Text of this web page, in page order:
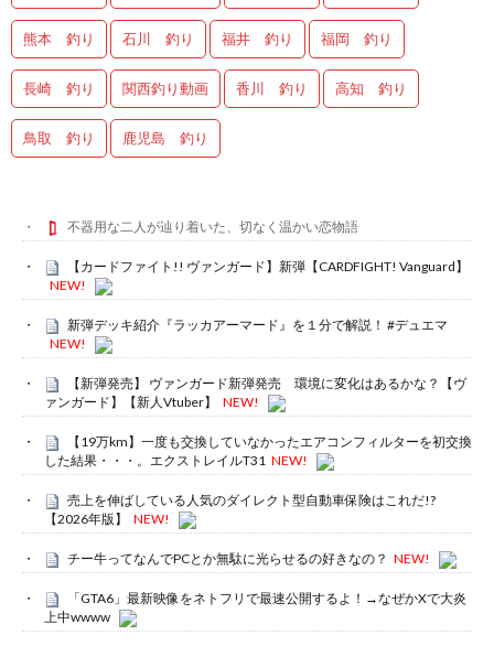
熊本 釣り 石川 釣り 福井 釣り 福岡 釣り
長崎 釣り 関西釣り動画 香川 釣り 高知 釣り
鳥取 釣り 鹿児島 釣り
不器用な二人が辿り着いた、切なく温かい恋物語
【カードファイト!! ヴァンガード】新弾【CARDFIGHT! Vanguard】
NEW!
新弾デッキ紹介『ラッカアーマード』を１分で解説！ #デュエマ
NEW!
【新弾発売】 ヴァンガード新弾発売 環境に変化はあるかな？【ヴ
ァンガード】【新人Vtuber】
NEW!
【19万km】一度も交換していなかったエアコンフィルターを初交換
した結果・・・。エクストレイルT31 NEW!
売上を伸ばしている人気のダイレクト型自動車保険はこれだ!?
【2026年版】
NEW!
チー牛ってなんでPCとか無駄に光らせるの好きなの？ NEW!
「GTA6」最新映像をネトフリで最速公開するよ！→なぜかXで大炎
上中wwww